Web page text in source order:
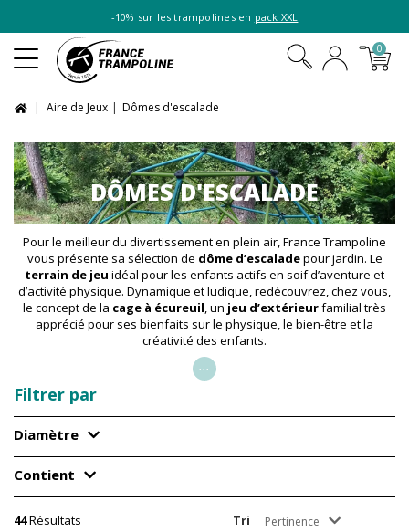
-10% sur les trampolines en pack XXL
0
Aire de Jeux Dômes d'escalade
DÔMES D'ESCALADE
Pour le meilleur du divertissement en plein air, France Trampoline
vous présente sa sélection de dôme d’escaladepour jardin. Le
terrain de jeu idéal pour les enfants actifs en soif d’aventure et
d’activité physique. Dynamique et ludique, redécouvrez, chez vous,
le concept de la cage à écureuil, un jeu d’extérieurfamilial très
apprécié pour ses bienfaits sur le physique, le bien-être et la
créativité des enfants.
...
Filtrer par
Diamètre
Contient
44Résultats Tri Pertinence